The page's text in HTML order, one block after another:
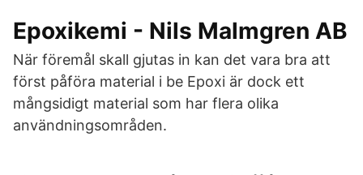
Epoxikemi - Nils Malmgren AB
När föremål skall gjutas in kan det vara bra att
först påföra material i be Epoxi är dock ett
mångsidigt material som har flera olika
användningsområden.